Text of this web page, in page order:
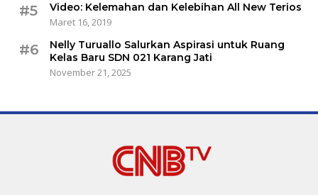
#5
Video: Kelemahan dan Kelebihan All New Terios
Maret 16, 2019
#6
Nelly Turuallo Salurkan Aspirasi untuk Ruang
Kelas Baru SDN 021 Karang Jati
November 21, 2025